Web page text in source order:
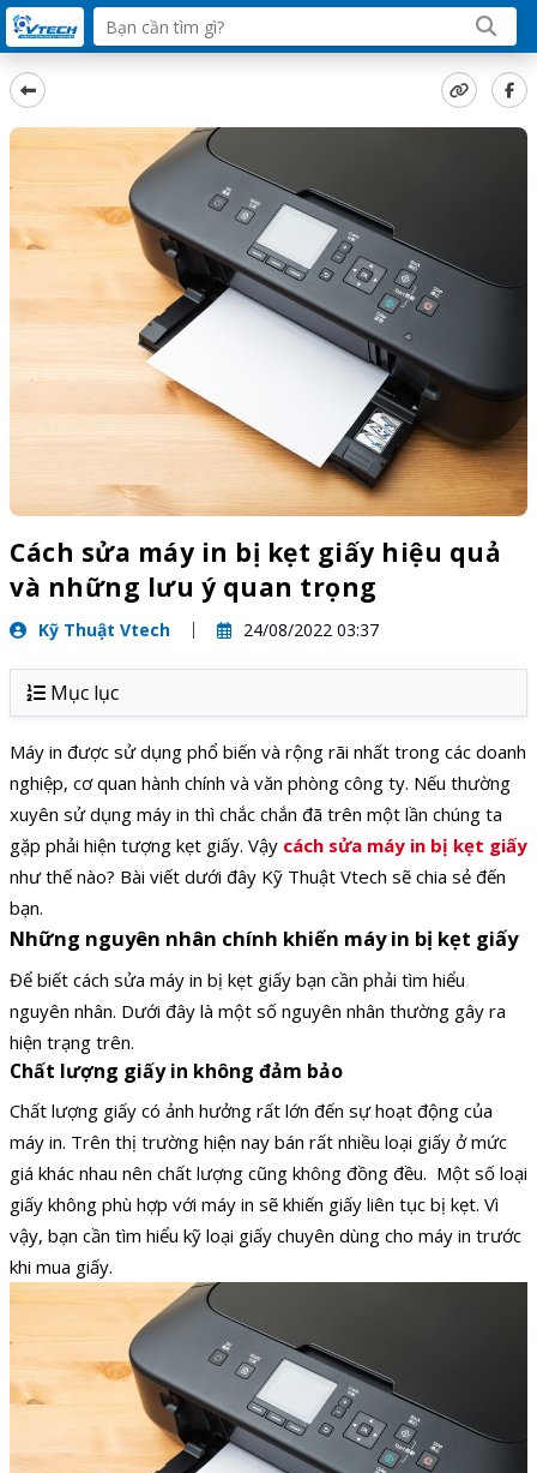
Cách sửa máy in bị kẹt giấy hiệu quả
và những lưu ý quan trọng
Kỹ Thuật Vtech 24/08/2022 03:37
Mục lục
Máy in được sử dụng phổ biến và rộng rãi nhất trong các doanh
nghiệp, cơ quan hành chính và văn phòng công ty. Nếu thường
xuyên sử dụng máy in thì chắc chắn đã trên một lần chúng ta
gặp phải hiện tượng kẹt giấy. Vậy cách sửa máy in bị kẹt giấy
như thế nào? Bài viết dưới đây Kỹ Thuật Vtech sẽ chia sẻ đến
bạn.
Những nguyên nhân chính khiến máy in bị kẹt giấy
Để biết cách sửa máy in bị kẹt giấy bạn cần phải tìm hiểu
nguyên nhân. Dưới đây là một số nguyên nhân thường gây ra
hiện trạng trên.
Chất lượng giấy in không đảm bảo
Chất lượng giấy có ảnh hưởng rất lớn đến sự hoạt động của
máy in. Trên thị trường hiện nay bán rất nhiều loại giấy ở mức
giá khác nhau nên chất lượng cũng không đồng đều. Một số loại
giấy không phù hợp với máy in sẽ khiến giấy liên tục bị kẹt. Vì
vậy, bạn cần tìm hiểu kỹ loại giấy chuyên dùng cho máy in trước
khi mua giấy.